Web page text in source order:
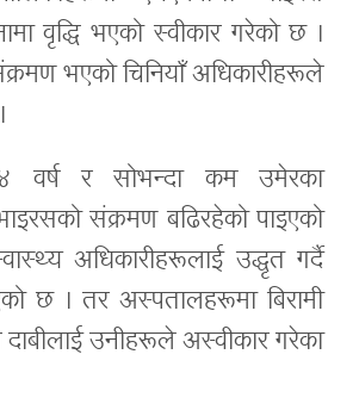
वृद्धि भएको स्वीकार गरेको छ ।
भएको चिनियाँ अधिकारीहरूले
वर्ष र सोभन्दा कम उमेरका
संक्रमण बढिरहेको पाइएको
अधिकारीहरूलाई उद्धृत गर्दै
छ । तर अस्पतालहरूमा बिरामी
उनीहरूले अस्वीकार गरेका